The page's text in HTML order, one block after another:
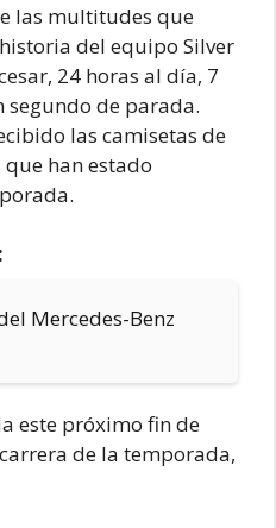
las multitudes que
del equipo Silver
24 horas al día, 7
segundo de parada.
las camisetas de
han estado
Mercedes-Benz
este próximo fin de
de la temporada,